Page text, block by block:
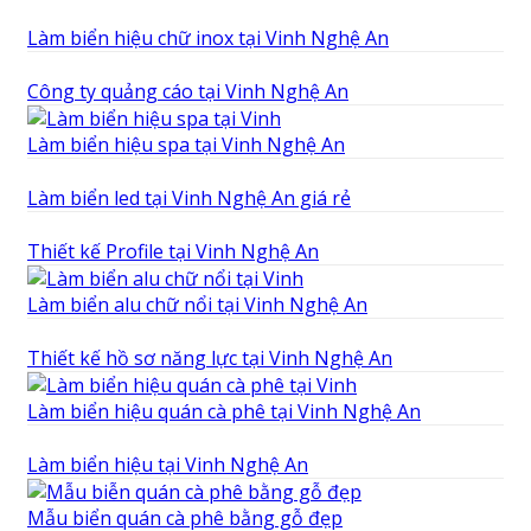
Làm biển hiệu chữ inox tại Vinh Nghệ An
Công ty quảng cáo tại Vinh Nghệ An
Làm biển hiệu spa tại Vinh Nghệ An
Làm biển led tại Vinh Nghệ An giá rẻ
Thiết kế Profile tại Vinh Nghệ An
Làm biển alu chữ nổi tại Vinh Nghệ An
Thiết kế hồ sơ năng lực tại Vinh Nghệ An
Làm biển hiệu quán cà phê tại Vinh Nghệ An
Làm biển hiệu tại Vinh Nghệ An
Mẫu biển quán cà phê bằng gỗ đẹp